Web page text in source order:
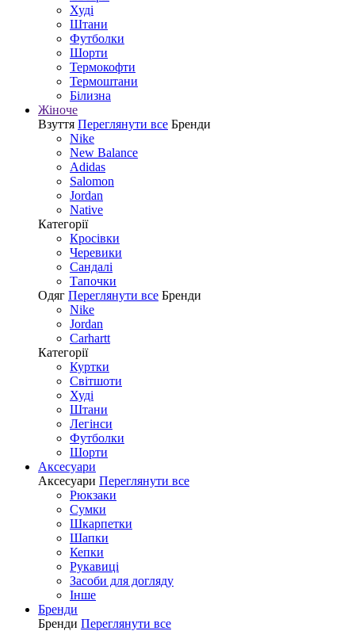
Худі
Штани
Футболки
Шорти
Термокофти
Термоштани
Білизна
Жіноче
Взуття Переглянути все Бренди
Nike
New Balance
Adidas
Salomon
Jordan
Native
Категорії
Кросівки
Черевики
Сандалі
Tапочки
Одяг Переглянути все Бренди
Nike
Jordan
Carhartt
Категорії
Куртки
Світшоти
Худі
Штани
Легінси
Футболки
Шорти
Аксесуари
Аксесуари Переглянути все
Рюкзаки
Сумки
Шкарпетки
Шапки
Кепки
Рукавиці
Засоби для догляду
Інше
Бренди
Бренди Переглянути все